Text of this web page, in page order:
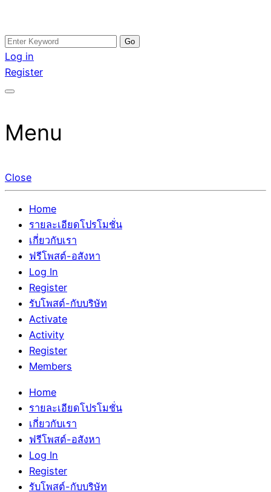
Skip
to
content
อสังหาโพสต์ รีวิวเยอะ รับจ้างโพสต์ขายบ้าน รับจ้างโพสต์อสัง
หา แตกต่างอย่างตั้งใจ รับรองผล อันดับ1 การโพสต์ขายอสังหา
กับทีมงานบริษัท บ้าน ที่ดิน คอนโด ติดGoogleหน้าแรกได้จริงๆ
รับจ้างโพสอสังหา ขายบ้าน อสังหาโพสต์ เชื่อถือได้จริง รับ
โพสต์ ที่ดิน กับทีมงานบริษัท ถูกและดีที่สุด ไม่มีค่านายหน้า
ขายได้จริงๆ ช่วยสร้างโอกาสในการขายได้มากกว่า ที่เดียว ที่
Search
for:
Log in
Register
Menu
Close
Home
รายละเอียดโปรโมชั่น
เกี่ยวกับเรา
ฟรีโพสต์-อสังหา
Log In
Register
รับโพสต์-กับบริษัท
Activate
Activity
Register
Members
Home
รายละเอียดโปรโมชั่น
เกี่ยวกับเรา
ฟรีโพสต์-อสังหา
Log In
Register
รับโพสต์-กับบริษัท